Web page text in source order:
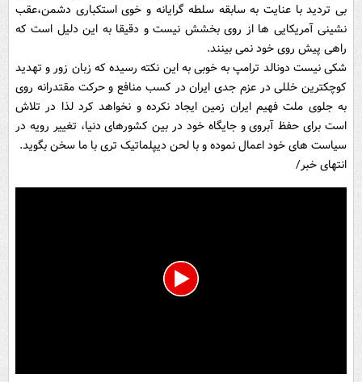
بی تردید با عنایت به سابقه سلطه گرایانه و خوی استکباری دشمن،عقب
نشینی آمریکایی ها از روی بخشش نیست و دقیقا به این دلیل است که
راهی پیش روی خود نمی بینند.
شکی نیست دونالد ترامپ به خوبی به این نکته رسیده که زبان زور و تهدید
کوچکترین خللی در عزم جدی ایران در کسب منافع و حرکت مقتدرانه روی
به جلوی ملت فهیم ایران زمین ایجاد نکرده و نخواهد کرد لذا در تلاش
است برای حفظ آبروی و جایگاه خود در بین کشورهای دنیا، تغییر رویه در
سیاست های خود اعمال نموده و با لحن دیپلماتیک تری با ما سخن بگوید.
انتهای خبر/